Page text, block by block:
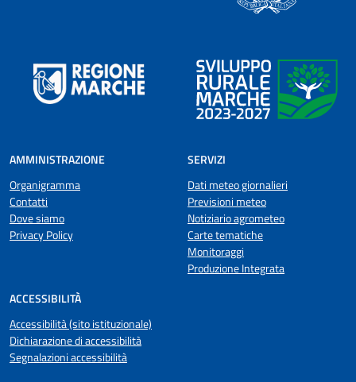
AMMINISTRAZIONE
Organigramma
Contatti
Dove siamo
Privacy Policy
SERVIZI
Dati meteo giornalieri
Previsioni meteo
Notiziario agrometeo
Carte tematiche
Monitoraggi
Produzione Integrata
ACCESSIBILITÀ
Accessibilità (sito istituzionale)
Dichiarazione di accessibilità
Segnalazioni accessibilità